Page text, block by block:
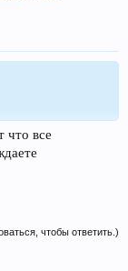
что все
чтобы ответить.)